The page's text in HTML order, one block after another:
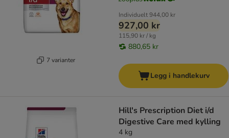
7 varianter
Individuelt944,00 kr
927,00 kr
115,90 kr / kg
880,65 kr
Legg i handlekurv
Hill's Prescription Diet i/d
Digestive Care med kylling
4 kg